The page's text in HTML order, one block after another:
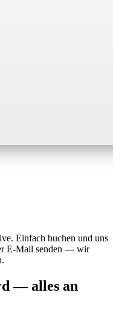
Einfach buchen und uns
E-Mail senden — wir
— alles an